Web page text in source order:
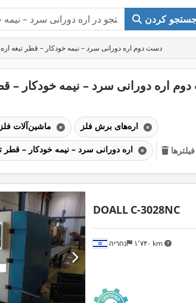
کردن
دست دوم اره دورانی سرد – نیمه‌ خودکار – قطر تیغه اره ۰–۳۵۰ میلی‌متر
اره‌های برش فلز
اره دورانی سرد – نیمه‌ خودکار – قطر تیغه اره ۰–۳۵۰ میلی‌متر
נהריה ۱٬۷۴۰ km
DOALL C-3028NC